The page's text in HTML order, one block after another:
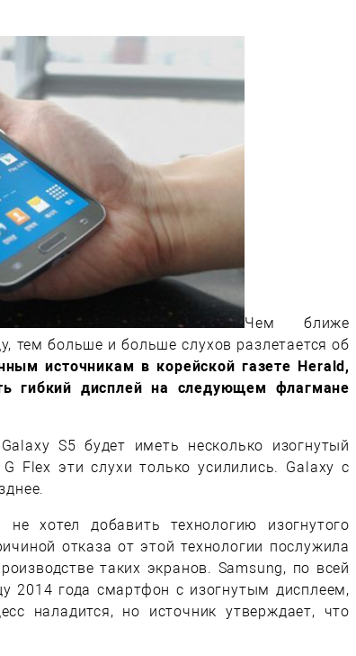
Чем ближе
тем больше и больше слухов разлетается об
источникам в корейской газете Herald,
гибкий дисплей на следующем флагмане
S5 будет иметь несколько изогнутый
Flex эти слухи только усилились. Galaxy с
хотел добавить технологию изогнутого
отказа от этой технологии послужила
таких экранов. Samsung, по всей
2014 года смартфон с изогнутым дисплеем,
наладится, но источник утверждает, что